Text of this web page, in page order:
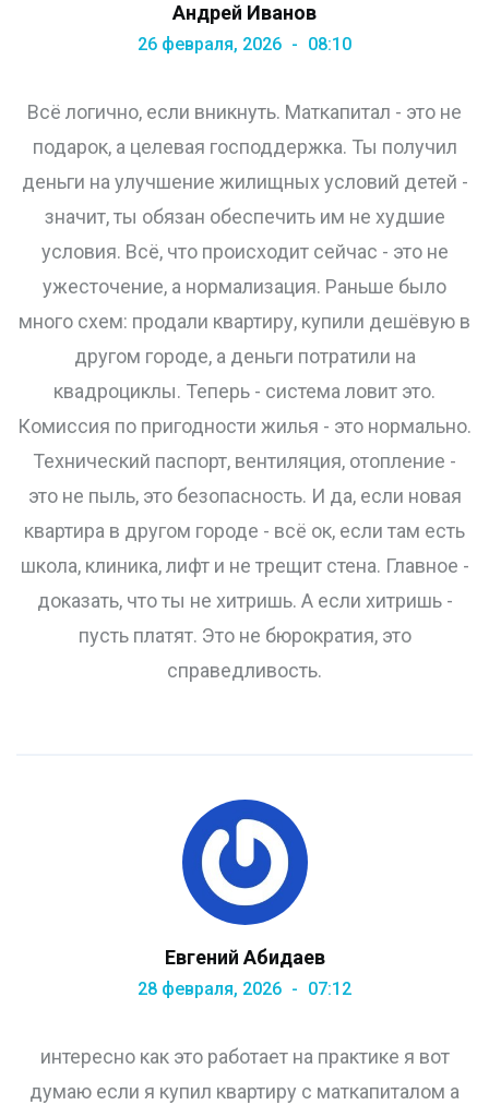
Андрей Иванов
26 февраля, 2026 08:10
Всё логично, если вникнуть. Маткапитал - это не
подарок, а целевая господдержка. Ты получил
деньги на улучшение жилищных условий детей -
значит, ты обязан обеспечить им не худшие
условия. Всё, что происходит сейчас - это не
ужесточение, а нормализация. Раньше было
много схем: продали квартиру, купили дешёвую в
другом городе, а деньги потратили на
квадроциклы. Теперь - система ловит это.
Комиссия по пригодности жилья - это нормально.
Технический паспорт, вентиляция, отопление -
это не пыль, это безопасность. И да, если новая
квартира в другом городе - всё ок, если там есть
школа, клиника, лифт и не трещит стена. Главное -
доказать, что ты не хитришь. А если хитришь -
пусть платят. Это не бюрократия, это
справедливость.
Евгений Абидаев
28 февраля, 2026 07:12
интересно как это работает на практике я вот
думаю если я купил квартиру с маткапиталом а